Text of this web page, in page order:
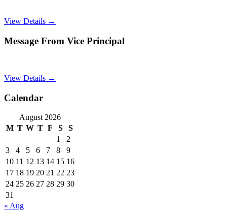
View Details →
Message From Vice Principal
View Details →
Calendar
August 2026
M T W T F S
S
1
2
3
4 5 6 7 8
9
10 11 12 13 14 15 16
17 18 19 20 21 22 23
24 25 26 27 28 29 30
31
« Aug